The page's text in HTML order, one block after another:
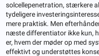
solcellepenetration, stærkere
tydeligere
mere praktisk. Men
næste differentiator ikke kun,
er, hvem der møder op med
effektivt og understøttes